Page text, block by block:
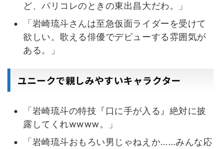
ど、パリコレのときの東出昌大だわ。」
「岩崎琉斗さんは至急仮面ライダーを受けて
欲しい。歌える俳優でデビューする雰囲気が
ある。」
ユニークで親しみやすいキャラクター
「岩崎琉斗の特技『口に手が入る』絶対に披
露してくれwwww。」
「岩崎琉斗おもろい男じゃねえか……みんな応